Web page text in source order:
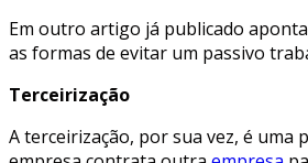
Em outro artigo já publicado
as formas de evitar um passivo
Terceirização
A terceirização, por sua vez, é uma